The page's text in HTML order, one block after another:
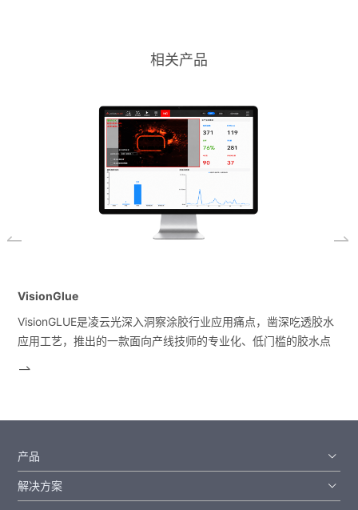
相关产品
VisionGlue
VisionGLUE是凌云光深入洞察涂胶行业应用痛点，凿深吃透胶水
应用工艺，推出的一款面向产线技师的专业化、低门槛的胶水点
产品
解决方案